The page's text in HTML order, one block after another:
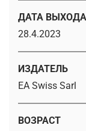
ДАТА ВЫХОДА
28.4.2023
ИЗДАТЕЛЬ
EA Swiss Sarl
ВОЗРАСТ